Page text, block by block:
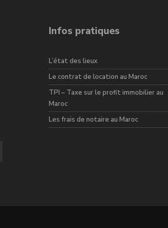
Infos pratiques
L’état des lieux
Le contrat de location au Maroc
TPI – Taxe sur le profit immobilier au
Maroc
Les frais de notaire au Maroc